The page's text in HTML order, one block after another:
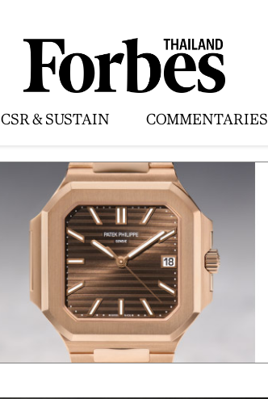
CSR & SUSTAIN COMMENTARIES